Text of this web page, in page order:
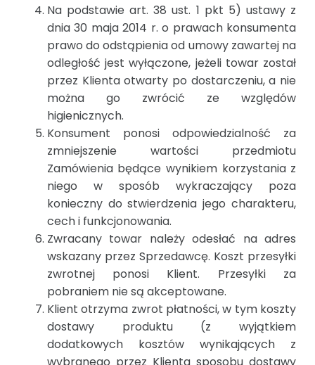
Na podstawie art. 38 ust. 1 pkt 5) ustawy z
dnia 30 maja 2014 r. o prawach konsumenta
prawo do odstąpienia od umowy zawartej na
odległość jest wyłączone, jeżeli towar został
przez Klienta otwarty po dostarczeniu, a nie
można go zwrócić ze względów
higienicznych.
Konsument ponosi odpowiedzialność za
zmniejszenie wartości przedmiotu
Zamówienia będące wynikiem korzystania z
niego w sposób wykraczający poza
konieczny do stwierdzenia jego charakteru,
cech i funkcjonowania.
Zwracany towar należy odesłać na adres
wskazany przez Sprzedawcę. Koszt przesyłki
zwrotnej ponosi Klient. Przesyłki za
pobraniem nie są akceptowane.
Klient otrzyma zwrot płatności, w tym koszty
dostawy produktu (z wyjątkiem
dodatkowych kosztów wynikających z